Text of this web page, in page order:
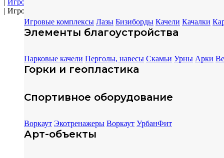
Игровые комплексы Лазы Бизиборды Качели Качалки
Элементы благоустройства
Парковые качели Перголы, навесы Скамьи Урны Арки
Горки и геопластика
Спортивное оборудование
Воркаут Экотренажеры Воркаут УрбанФит
Арт-объекты
| Игровые комплексы
| Игровой комплекс Гнезда ELMAF 314882